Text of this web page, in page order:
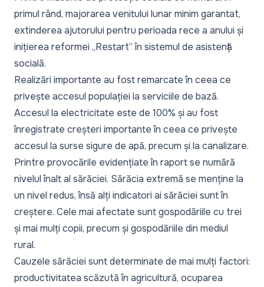
primul rând, majorarea venitului lunar minim garantat,
extinderea ajutorului pentru perioada rece a anului și
inițierea reformei „Restart” în sistemul de asistență
socială.
Realizări importante au fost remarcate în ceea ce
privește accesul populației la serviciile de bază.
Accesul la electricitate este de 100% și au fost
înregistrate creșteri importante în ceea ce privește
accesul la surse sigure de apă, precum și la canalizare.
Printre provocările evidențiate în raport se numără
nivelul înalt al sărăciei. Sărăcia extremă se menține la
un nivel redus, însă alți indicatori ai sărăciei sunt în
creștere. Cele mai afectate sunt gospodăriile cu trei
și mai mulți copii, precum și gospodăriile din mediul
rural.
Cauzele sărăciei sunt determinate de mai mulți factori:
productivitatea scăzută în agricultură, ocuparea